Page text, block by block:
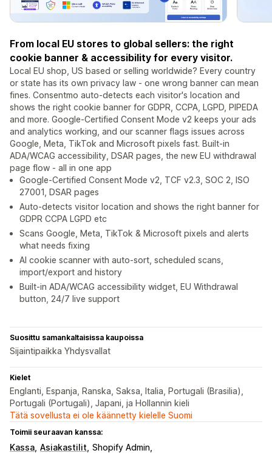
From local EU stores to global sellers: the right
cookie banner & accessibility for every visitor.
Local EU shop, US based or selling worldwide? Every country
or state has its own privacy law - one wrong banner can mean
fines. Consentmo auto-detects each visitor's location and
shows the right cookie banner for GDPR, CCPA, LGPD, PIPEDA
and more. Google-Certified Consent Mode v2 keeps your ads
and analytics working, and our scanner flags issues across
Google, Meta, TikTok and Microsoft pixels fast. Built-in
ADA/WCAG accessibility, DSAR pages, the new EU withdrawal
page flow - all in one app
Google-Certified Consent Mode v2, TCF v2.3, SOC 2, ISO
27001, DSAR pages
Auto-detects visitor location and shows the right banner for
GDPR CCPA LGPD etc
Scans Google, Meta, TikTok & Microsoft pixels and alerts
what needs fixing
AI cookie scanner with auto-sort, scheduled scans,
import/export and history
Built-in ADA/WCAG accessibility widget, EU Withdrawal
button, 24/7 live support
Suosittu samankaltaisissa kaupoissa
Sijaintipaikka Yhdysvallat
Kielet
Englanti, Espanja, Ranska, Saksa, Italia, Portugali (Brasilia),
Portugali (Portugali), Japani, ja Hollannin kieli
Tätä sovellusta ei ole käännetty kielelle Suomi
Toimii seuraavan kanssa:
Kassa Asiakastilit Shopify Admin